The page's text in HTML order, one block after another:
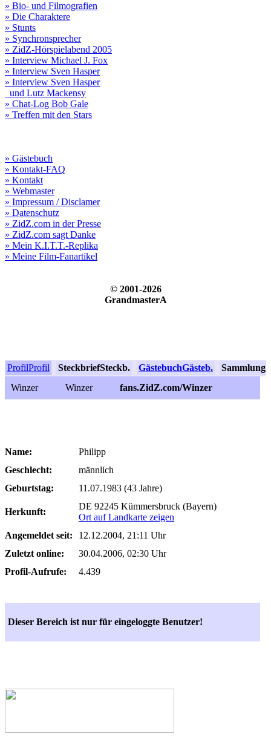
» Bio- und Filmografien
» Die Charaktere
» Stunts
» Synchronsprecher
» ZidZ-Hörspielabend 2005
» Interview Michael J. Fox
» Interview Sven Hasper
» Interview Sven Hasper
und Lutz Mackensy
» Chat-Log Bob Gale
» Treffen mit den Stars
» Gästebuch
» Kontakt-FAQ
» Kontakt
» Webmaster
» Impressum / Disclamer
» Datenschutz
» ZidZ.com in der Presse
» ZidZ.com sagt Danke
» Mein K.I.T.T.-Replika
» Meine Film-Fanartikel
© 2001-2026
GrandmasterA
ProfilProfil SteckbriefSteckb. GästebuchGästeb. Sammlung
Winzer
Winzer fans.ZidZ.com/Winzer
Name:
Philipp
Geschlecht:
männlich
Geburtstag:
11.07.1983 (43 Jahre)
Herkunft:
DE 92245 Kümmersbruck (Bayern)
Ort auf Landkarte zeigen
Angemeldet seit:
12.12.2004, 21:11 Uhr
Zuletzt online:
30.04.2006, 02:30 Uhr
Profil-Aufrufe:
4.439
Dieser Bereich ist nur für eingeloggte Benutzer!